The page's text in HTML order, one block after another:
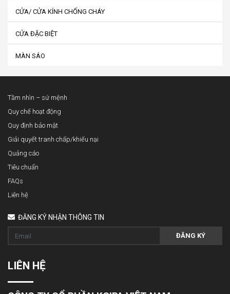
CỬA/ CỬA KÍNH CHỐNG CHÁY
CỬA ĐẶC BIỆT
MÀN SÁO
Tầm nhìn – sứ mệnh
Quy chế hoạt động
Quy định bảo mật
Giải quyết tranh chấp/khiếu nại
Quảng cáo
Tiêu chuẩn
FAQs
Liên hệ
ĐĂNG KÝ NHẬN THÔNG TIN
ĐĂNG KÝ
LIÊN HỆ